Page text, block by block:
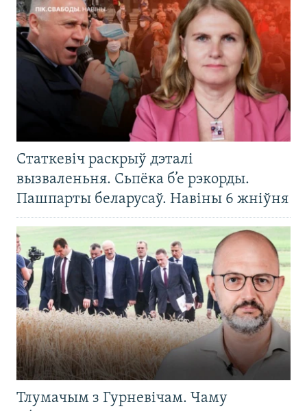
Статкевіч раскрыў дэталі
вызваленьня. Сьпёка б’е рэкорды.
Пашпарты беларусаў. Навіны 6 жніўня
Тлумачым з Гурневічам. Чаму